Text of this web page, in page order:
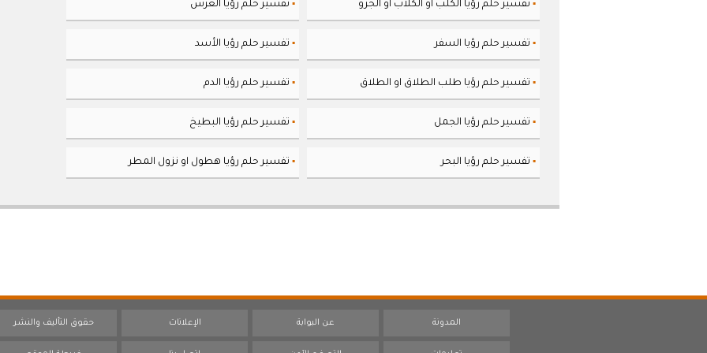
▪ تفسير حلم رؤيا الكلب او الكلاب او الجرو ▪ تفسير حلم رؤيا العرس
▪ تفسير حلم رؤيا السفر ▪ تفسير حلم رؤيا الأسد
▪ تفسير حلم رؤيا طلب الطلاق او الطلاق ▪ تفسير حلم رؤيا الدم
▪ تفسير حلم رؤيا الجمل ▪ تفسير حلم رؤيا البطيخ
▪ تفسير حلم رؤيا البحر ▪ تفسير حلم رؤيا هطول او نزول المطر
المدونة عن البوابة الإعلانات حقوق التأليف والنشر